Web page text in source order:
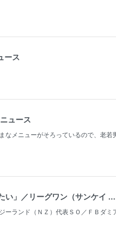
ース
ュース
なメニューがそろっているので、老若
い」／リーグワン（サンケイ ...
ーランド（ＮＺ）代表ＳＯ／ＦＢダミ